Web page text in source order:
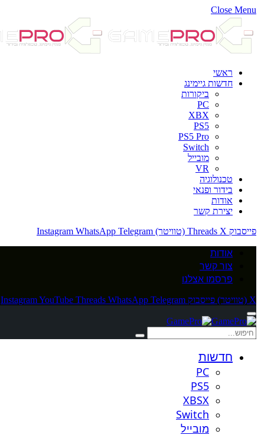
Close Menu
ראשי
חדשות גיימינג
ביקורות
PC
XBX
PS5
PS5 Pro
Switch
מובייל
VR
טכנולוגיה
בידור ופנאי
אודות
יצירת קשר
פייסבוק
Threads X (טוויטר) Instagram WhatsApp Telegram
אודות
צור קשר
פרסמו אצלנו
X (טוויטר) פייסבוק InstagramYouTube Threads WhatsApp Telegram
חדשות
PC
PS5
XBSX
Switch
מובייל